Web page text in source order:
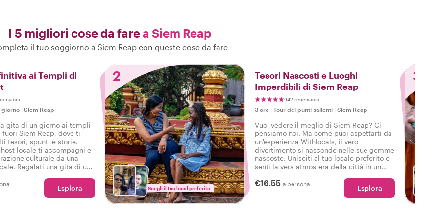
I 5 migliori cose da farea Siem Reap
il tuo soggiorno a Siem Reap con queste cose da fare
ai Templi di
giorno | Siem Reap
gita di un giorno ai templi
fuori Siem Reap, dove ti
tesori, spunti e storie.
host locale ti accompagni e
culturale da una
Regalati una gita di un
Esplora
2
Scegli il tuo local preferito
Tesori Nascosti e Luoghi
Imperdibili di Siem Reap
942 recensioni
3 ore | Tour dei punti salienti | Siem Reap
Vuoi vedere il meglio di Siem Reap? Ci
pensiamo noi. Ma come puoi aspettarti da
un'esperienza Withlocals, il vero
divertimento si nasconde nelle sue gemme
nascoste. Unisciti al tuo locale preferito e
senti la vera atmosfera della città in un
vissuto la vera Siem Reap!
€16.55 a persona Esplora
3